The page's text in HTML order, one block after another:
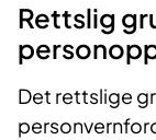
Rettslig
Det rettslige